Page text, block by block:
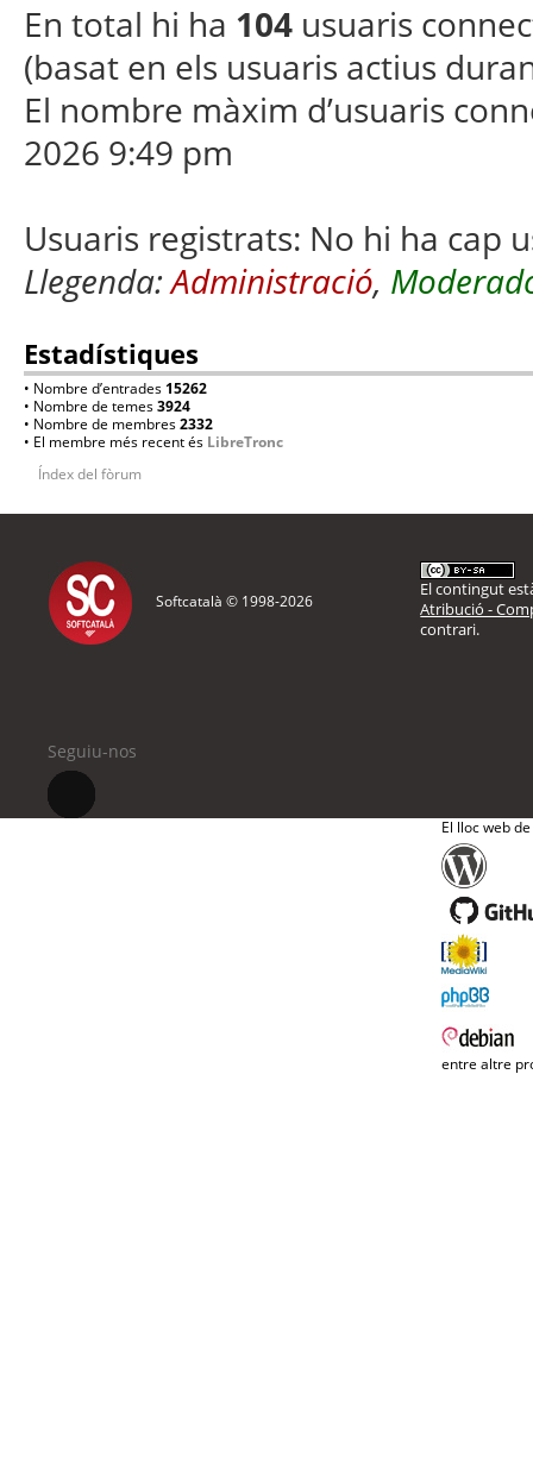
En total hi ha 104 usuaris
(basat en els usuaris actius
El nombre màxim d’usuaris
2026 9:49 pm
Usuaris registrats: No hi ha cap
Llegenda:Administració,
Estadístiques
• Nombre d’entrades 15262
• Nombre de temes3924
• Nombre de membres2332
• El membre més recent és LibreTronc
Índex del fòrum
Softcatalà © 1998-2026
El contingut
Atribució -
contrari.
Seguiu-nos
El lloc web
entre altre